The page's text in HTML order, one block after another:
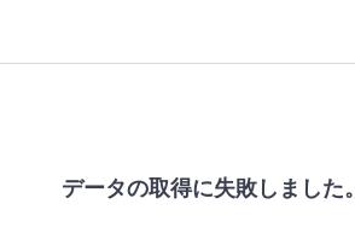
データの取得に失敗しました。